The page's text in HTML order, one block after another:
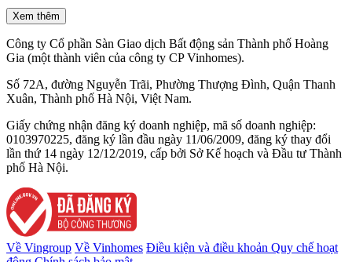
Xem thêm
Công ty Cổ phần Sàn Giao dịch Bất động sản Thành phố Hoàng
Gia (một thành viên của công ty CP Vinhomes).
Số 72A, đường Nguyễn Trãi, Phường Thượng Đình, Quận Thanh
Xuân, Thành phố Hà Nội, Việt Nam.
Giấy chứng nhận đăng ký doanh nghiệp, mã số doanh nghiệp:
0103970225, đăng ký lần đầu ngày 11/06/2009, đăng ký thay đổi
lần thứ 14 ngày 12/12/2019, cấp bởi Sở Kế hoạch và Đầu tư Thành
phố Hà Nội.
Về Vingroup Về Vinhomes Điều kiện và điều khoản Quy chế hoạt